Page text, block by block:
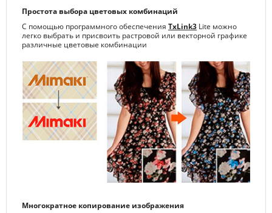
Простота выбора цветовых комбинаций
С помощью программного обеспечения TxLink3 Lite можно
легко выбрать и присвоить растровой или векторной графике
различные цветовые комбинации
Многократное копирование изображения